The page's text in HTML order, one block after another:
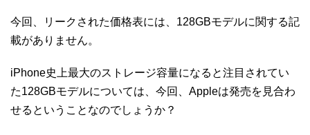
今回、リークされた価格表には、128GBモデルに関する記
載がありません。
iPhone史上最大のストレージ容量になると注目されてい
た128GBモデルについては、今回、Appleは発売を見合わ
せるということなのでしょうか？